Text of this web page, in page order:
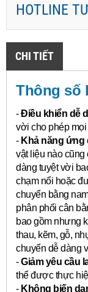
HOTLINE
CHI TIẾT
Thông số
-Điều khiển dễ
vời cho phép
- Khả năng ứng
vật liệu nào
dàng tuyệt vời
chạm nổi hoặc
chuyển bằng
phân phối cân
bao gồm nhưng
thau, kẽm, gỗ,
chuyển dễ dàng
-Giảm yêu cầu
thể được thực
- Không biến